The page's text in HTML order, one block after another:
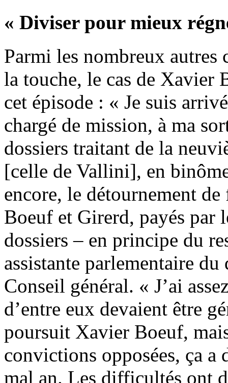
« Diviser pour mieux
Parmi les nombreux
la touche, le cas de Xavier
cet épisode : « Je suis
chargé de mission, à ma
dossiers traitant de la
[celle de Vallini], en
encore, le détournement
Boeuf et Girerd, payés par
dossiers – en principe du
assistante parlementaire
Conseil général. « J’ai
d’entre eux devaient être
poursuit Xavier Boeuf,
convictions opposées, ça a
mal an. Les difficultés ont